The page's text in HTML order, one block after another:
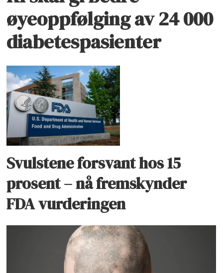
øyeoppfølging av 24 000
diabetespasienter
Svulstene forsvant hos 15
prosent – nå fremskynder
FDA vurderingen